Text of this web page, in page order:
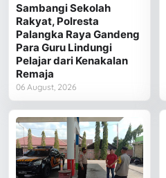
Sambangi Sekolah
Rakyat, Polresta
Palangka Raya Gandeng
Para Guru Lindungi
Pelajar dari Kenakalan
Remaja
06 August, 2026